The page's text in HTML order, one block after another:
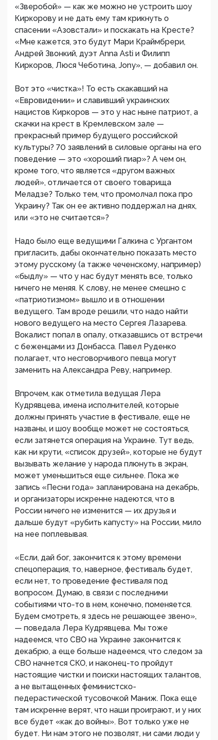
«Зверобой» — как же можно не устроить шоу
Киркорову и не дать ему там крикнуть о
спасении «Азовстали» и поскакать на Кресте?
«Мне кажется, это будут Мари Краймбрери,
Андрей Звонкий, дуэт Anna Asti и Филипп
Киркоров, Люся Чеботина, Jony», — добавил он.
Вот это «чистка»! То есть скакавший на
«Евровидении» и славивший украинских
нацистов Киркоров — это у нас ныне патриот, а
скачки на крест в Кремлевском зале —
прекрасный пример будущего российской
культуры? 70 заявлений в силовые органы на его
поведение — это «хороший пиар»? А чем он,
кроме того, что является «другом важных
людей», отличается от своего товарища
Меладзе? Только тем, что промолчал пока про
Украину? Так он ее активно поддержал на днях,
или «это не считается»?
Надо было еще ведущими Галкина с Ургантом
пригласить, дабы окончательно показать место
этому русскому (а также чеченскому, например)
«быдлу» — что у нас будут менять все, только
ничего не меняя. К слову, не менее смешно с
«патриотизмом» вышло и в отношении
ведущего. Там вроде решили, что надо найти
нового ведущего на место Сергея Лазарева.
Вокалист попал в опалу, отказавшись от встречи
с беженцами из Донбасса. Павел Руденко
полагает, что несговорчивого певца могут
заменить на Александра Реву, например.
Впрочем, как отметила ведущая Лера
Кудрявцева, имена исполнителей, которые
должны принять участие в фестивале, еще не
названы, и шоу вообще может не состояться,
если затянется операция на Украине. Тут ведь,
как ни крути, «список друзей», которые не будут
вызывать желание у народа плюнуть в экран,
может уменьшиться еще сильнее. Пока же
запись «Песни года» запланирована на декабрь,
и организаторы искренне надеются, что в
России ничего не изменится — их друзья и
дальше будут «рубить капусту» на России, мило
на нее поплевывая.
«Если, дай бог, закончится к этому времени
спецоперация, то, наверное, фестиваль будет,
если нет, то проведение фестиваля под
вопросом. Думаю, в связи с последними
событиями что-то в нем, конечно, поменяется.
Будем смотреть, я здесь не решающее звено»,
— поведала Лера Кудрявцева. Мы тоже
надеемся, что СВО на Украине закончится к
декабрю, а еще больше надеемся, что следом за
СВО начнется СКО, и наконец-то пройдут
настоящие чистки и поиски настоящих талантов,
а не вытащенных феминистско-
педерастической тусовочкой Маниж. Пока еще
там искренне верят, что наши проиграют, и у них
все будет «как до войны». Вот только уже не
будет. Ни нам этого не позволят, ни сами люди у